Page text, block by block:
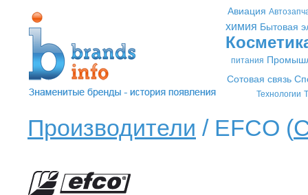
Авиация
химия Бытовая
питания
Сотовая связь
Технологии
Производители / EFCO (